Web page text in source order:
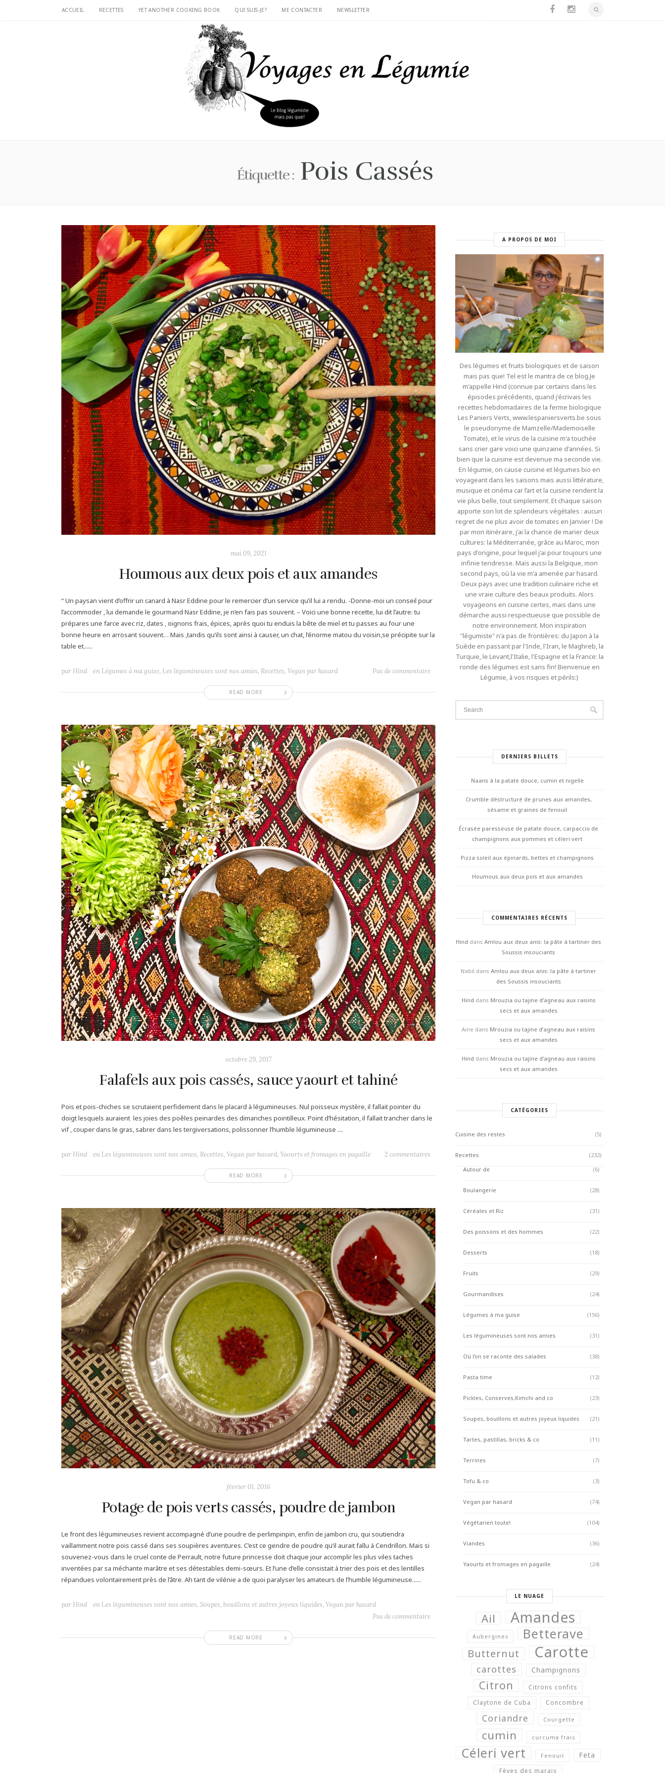
ACCUEIL RECETTES YET ANOTHER COOKING BOOK QUI SUIS-JE? ME CONTACTER NEWSLETTER
Étiquette : Pois Cassés
mai 09, 2021
Houmous aux deux pois et aux amandes
“ Un paysan vient d’offrir un canard à Nasr Eddine pour le remercier d’un service qu’il lui a rendu. -Donne-moi un conseil pour
l’accommoder , lui demande le gourmand Nasr Eddine, je n’en fais pas souvent. – Voici une bonne recette, lui dit l’autre: tu
prépares une farce avec riz, dates , oignons frais, épices, après quoi tu enduis la bête de miel et tu passes au four une
bonne heure en arrosant souvent… Mais ,tandis qu’ils sont ainsi à causer, un chat, l’énorme matou du voisin,se précipite sur la
table et......
READ MORE
par Hind en Légumes à ma guise, Les légumineuses sont nos amies, Recettes, Vegan par hasard Pas de commentaire
octobre 29, 2017
Falafels aux pois cassés, sauce yaourt et tahiné
Pois et pois-chiches se scrutaient perfidement dans le placard à légumineuses. Nul poisseux mystère, il fallait pointer du
doigt lesquels auraient les joies des poêles peinardes des dimanches pointilleux. Point d’hésitation, il fallait trancher dans le
vif , couper dans le gras, sabrer dans les tergiversations, polissonner l’humble légumineuse ....
READ MORE
par Hind en Les légumineuses sont nos amies, Recettes, Vegan par hasard, Yaourts et fromages en pagaille 2 commentaires
février 01, 2016
Potage de pois verts cassés, poudre de jambon
Le front des légumineuses revient accompagné d’une poudre de perlimpinpin, enfin de jambon cru, qui soutiendra
vaillamment notre pois cassé dans ses soupières aventures. C’est ce gendre de poudre qu’il aurait fallu à Cendrillon. Mais si
souvenez-vous dans le cruel conte de Perrault, notre future princesse doit chaque jour accomplir les plus viles taches
inventées par sa méchante marâtre et ses détestables demi-sœurs. Et l’une d’elle consistait à trier des pois et des lentilles
répandues volontairement près de l’âtre. Ah tant de vilénie a de quoi paralyser les amateurs de l’humble légumineuse......
READ MORE
par Hind en Les légumineuses sont nos amies, Soupes, bouillons et autres joyeux liquides, Vegan par hasard
Pas de commentaire
A PROPOS DE MOI
Des légumes et fruits biologiques et de saison
mais pas que! Tel est le mantra de ce blog.Je
m'appelle Hind (connue par certains dans les
épisodes précédents, quand j'écrivais les
recettes hebdomadaires de la ferme biologique
Les Paniers Verts, www.lespaniersverts.be sous
le pseudonyme de Mamzelle/Mademoiselle
Tomate), et le virus de la cuisine m'a touchée
sans crier gare voici une quinzaine d'années. Si
bien que la cuisine est devenue ma seconde vie.
En légumie, on cause cuisine et légumes bio en
voyageant dans les saisons mais aussi littérature,
musique et cinéma car l’art et la cuisine rendent la
vie plus belle, tout simplement. Et chaque saison
apporte son lot de splendeurs végétales : aucun
regret de ne plus avoir de tomates en Janvier ! De
par mon itinéraire, j'ai la chance de marier deux
cultures: la Méditerranée, grâce au Maroc, mon
pays d'origine, pour lequel j'ai pour toujours une
infinie tendresse. Mais aussi la Belgique, mon
second pays, où la vie m'a amenée par hasard.
Deux pays avec une tradition culinaire riche et
une vraie culture des beaux produits. Alors
voyageons en cuisine certes, mais dans une
démarche aussi respectueuse que possible de
notre environnement. Mon inspiration
"légumiste" n'a pas de frontières: du Japon à la
Suède en passant par l'Inde, l'Iran, le Maghreb, la
Turquie, le Levant,l'Italie, l'Espagne et la France: la
ronde des légumes est sans fin! Bienvenue en
Légumie, à vos risques et périls:)
DERNIERS BILLETS
Naans à la patate douce, cumin et nigelle
Crumble déstructuré de prunes aux amandes,
sésame et graines de fenouil
Écrasée paresseuse de patate douce, carpaccio de
champignons aux pommes et céleri vert
Pizza soleil aux épinards, bettes et champignons
Houmous aux deux pois et aux amandes
COMMENTAIRES RÉCENTS
Hind dans Amlou aux deux anis: la pâte à tartiner des
Soussis insouciants
Nabil dans Amlou aux deux anis: la pâte à tartiner
des Soussis insouciants
Hind dans Mrouzia ou tajine d’agneau aux raisins
secs et aux amandes
Aine dans Mrouzia ou tajine d’agneau aux raisins
secs et aux amandes
Hind dans Mrouzia ou tajine d’agneau aux raisins
secs et aux amandes
CATÉGORIES
Cuisine des restes (5)
Recettes
(232)
Autour de
(6)
Boulangerie (28)
Céréales et Riz (31)
Des poissons et des hommes (22)
Desserts (18)
Fruits (29)
Gourmandises (24)
Légumes à ma guise (156)
Les légumineuses sont nos amies (31)
Où l'on se raconte des salades (38)
Pasta time (12)
Pickles, Conserves,Kimchi and co (23)
Soupes, bouillons et autres joyeux liquides (21)
Tartes, pastillas, bricks & co (11)
Terrines (7)
Tofu & co (3)
Vegan par hasard (74)
Végétarien toute! (104)
Viandes (36)
Yaourts et fromages en pagaille (24)
LE NUAGE
Ail Amandes
Aubergines Betterave
Butternut Carotte
carottes Champignons
Citron
Citrons confits
Claytone de Cuba
Concombre
Coriandre Courgette
cumin curcuma frais
Céleri vert Fenouil Feta
Fèves des marais